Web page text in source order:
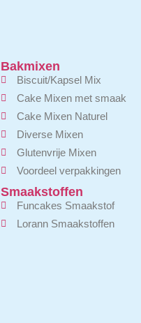
Bakmixen
Biscuit/Kapsel Mix
Cake Mixen met smaak
Cake Mixen Naturel
Diverse Mixen
Glutenvrije Mixen
Voordeel verpakkingen
Smaakstoffen
Funcakes Smaakstof
Lorann Smaakstoffen